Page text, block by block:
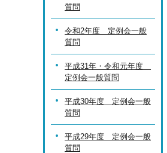
質問
令和2年度 定例会一般
質問
平成31年・令和元年度
定例会一般質問
平成30年度 定例会一般
質問
平成29年度 定例会一般
質問